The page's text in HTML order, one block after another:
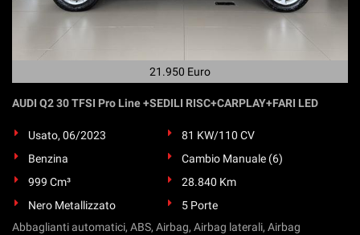
21.950 Euro
AUDI Q2 30 TFSI Pro Line +SEDILI RISC+CARPLAY+FARI LED
Usato, 06/2023
81 KW/110 CV
Benzina
Cambio Manuale (6)
999 Cm³
28.840 Km
Nero Metallizzato
5 Porte
Abbaglianti automatici, ABS, Airbag, Airbag laterali, Airbag